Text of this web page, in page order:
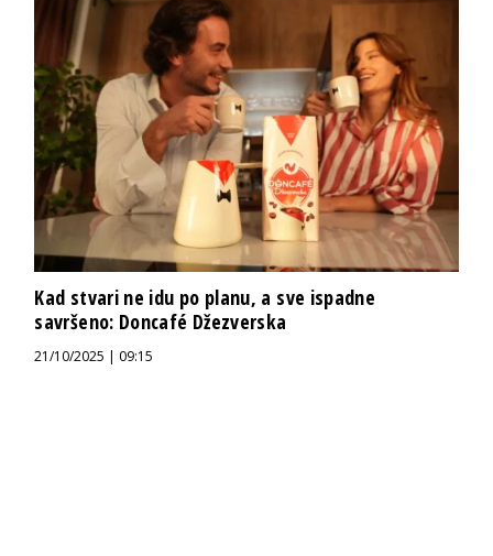
Kad stvari ne idu po planu, a sve ispadne
savršeno: Doncafé Džezverska
21/10/2025 | 09:15